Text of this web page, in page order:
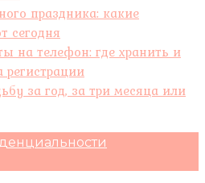
праздника: какие
сегодня
на телефон: где хранить и
за год, за три месяца или